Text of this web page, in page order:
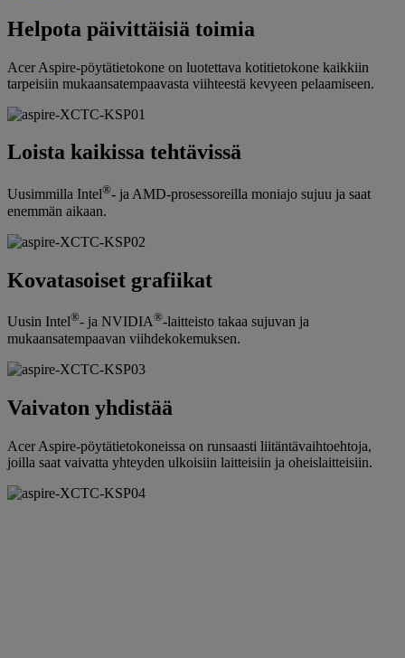
Helpota päivittäisiä toimia
Acer Aspire-pöytätietokone on luotettava kotitietokone kaikkiin
tarpeisiin mukaansatempaavasta viihteestä kevyeen pelaamiseen.
Loista kaikissa tehtävissä
Uusimmilla Intel®- ja AMD-prosessoreilla moniajo sujuu ja saat
enemmän aikaan.
Kovatasoiset grafiikat
Uusin Intel®- ja NVIDIA®-laitteisto takaa sujuvan ja
mukaansatempaavan viihdekokemuksen.
Vaivaton yhdistää
Acer Aspire-pöytätietokoneissa on runsaasti liitäntävaihtoehtoja,
joilla saat vaivatta yhteyden ulkoisiin laitteisiin ja oheislaitteisiin.